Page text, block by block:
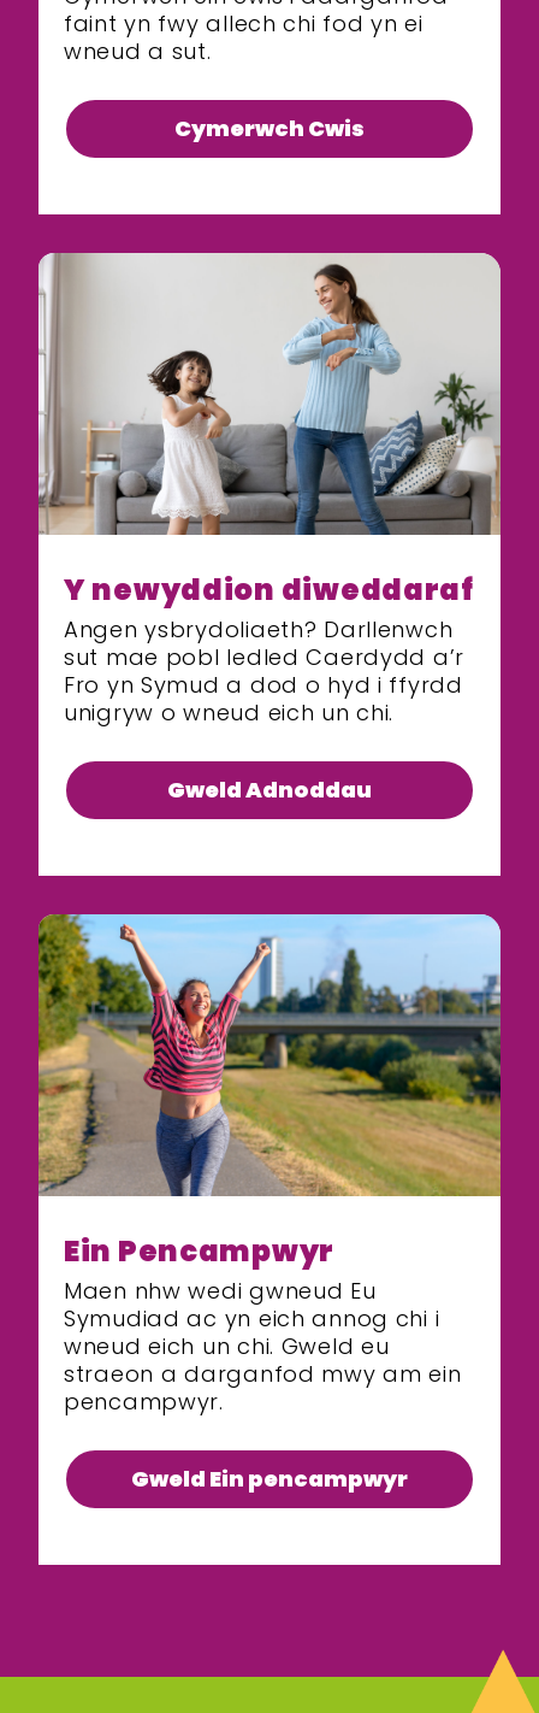
Bod yn egnïol gartref
hyrwyddwyr
faint yn fwy allech chi fod yn ei
wneud a sut.
Cymerwch Cwis
Y newyddion diweddaraf
Angen ysbrydoliaeth? Darllenwch
sut mae pobl ledled Caerdydd a’r
Fro yn Symud a dod o hyd i ffyrdd
unigryw o wneud eich un chi.
Gweld Adnoddau
Ein Pencampwyr
Maen nhw wedi gwneud Eu
Symudiad ac yn eich annog chi i
wneud eich un chi. Gweld eu
straeon a darganfod mwy am ein
pencampwyr.
Gweld Ein pencampwyr